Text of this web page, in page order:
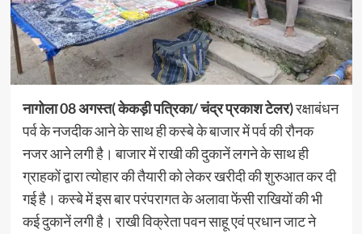
नागोला 08 अगस्त( केकड़ी पत्रिका/ चंद्र प्रकाश टेलर)रक्षाबंधन
पर्व के नजदीक आने के साथ ही कस्बे के बाजार में पर्व की रौनक
नजर आने लगी है। बाजार में राखी की दुकानें लगने के साथ ही
ग्राहकों द्वारा त्योहार की तैयारी को लेकर खरीदी की शुरुआत कर दी
गई है। कस्बे में इस बार परंपरागत के अलावा फेंसी राखियों की भी
कई दुकानें लगी है। राखी विक्रेता पवन साहू एवं प्रधान जाट ने